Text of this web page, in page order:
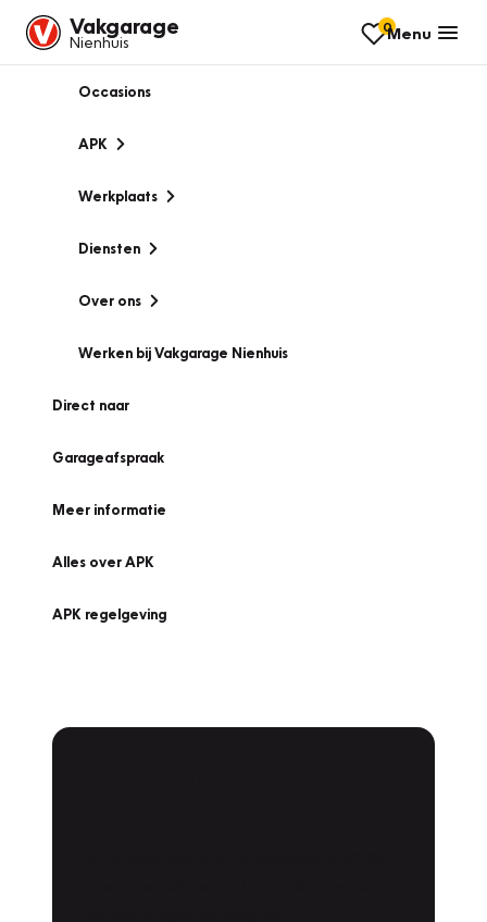
Vakgarage
Nienhuis
0Menu
Occasions
APK
Werkplaats
Diensten
Over ons
Werken bij Vakgarage Nienhuis
Direct naar
Garageafspraak
Meer informatie
Alles over APK
APK regelgeving